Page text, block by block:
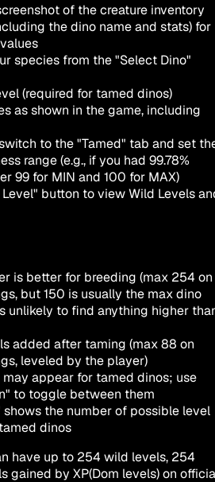
of the creature inventory
the dino name and stats) for
species from the"Select Dino"
(required for tamed dinos)
as shown in the game, including
to the"Tamed" tab and set
range (e.g., if you had 99.78%
99 for MIN and 100 for MAX)
button to view Wild Levels
is better for breeding (max 254 on
but 150 is usually the max dino
unlikely to find anything higher
added after taming (max 88 on
leveled by the player)
appear for tamed dinos; use
to toggle between them
shows the number of possible level
dinos
have up to 254 wild levels, 254
gained by XP(Dom levels) on